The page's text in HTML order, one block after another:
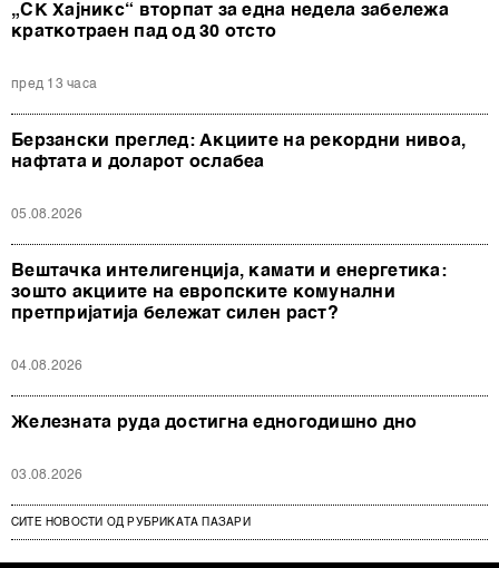
„СК Хајникс“ вторпат за една недела забележа
краткотраен пад од 30 отсто
пред 13 часа
Берзански преглед: Акциите на рекордни нивоа,
нафтата и доларот ослабеа
05.08.2026
Вештачка интелигенција, камати и енергетика:
зошто акциите на европските комунални
претпријатија бележат силен раст?
04.08.2026
Железната руда достигна едногодишно дно
03.08.2026
СИТЕ НОВОСТИ ОД РУБРИКАТА ПАЗАРИ